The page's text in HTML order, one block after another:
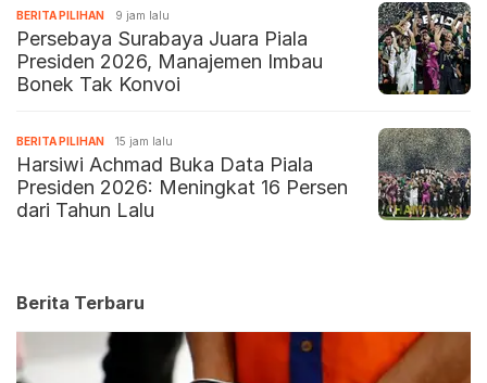
BERITA PILIHAN 9 jam lalu
Persebaya Surabaya Juara Piala
Presiden 2026, Manajemen Imbau
Bonek Tak Konvoi
BERITA PILIHAN 15 jam lalu
Harsiwi Achmad Buka Data Piala
Presiden 2026: Meningkat 16 Persen
dari Tahun Lalu
Berita Terbaru